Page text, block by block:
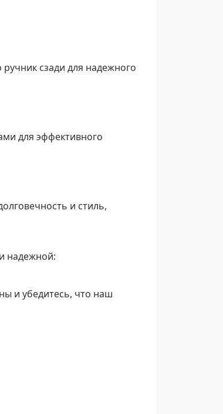
сзади для надежного
для эффективного
и стиль,
надежной:
и убедитесь, что наш